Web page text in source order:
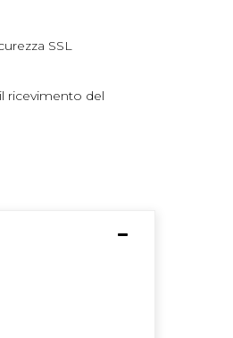
SSL
ricevimento del